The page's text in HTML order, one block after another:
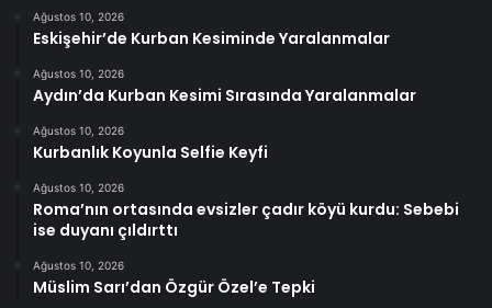
Ağustos 10, 2026
Eskişehir’de Kurban Kesiminde Yaralanmalar
Ağustos 10, 2026
Aydın’da Kurban Kesimi Sırasında Yaralanmalar
Ağustos 10, 2026
Kurbanlık Koyunla Selfie Keyfi
Ağustos 10, 2026
Roma’nın ortasında evsizler çadır köyü kurdu: Sebebi
ise duyanı çıldırttı
Ağustos 10, 2026
Müslim Sarı’dan Özgür Özel’e Tepki